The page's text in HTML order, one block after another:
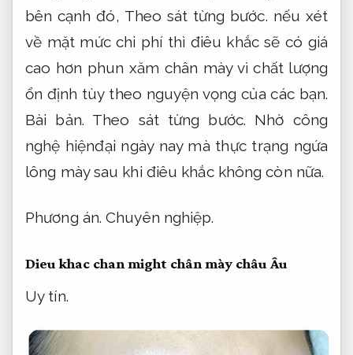
bên cạnh đó, Theo sát từng bước. nếu xét
về mặt mức chi phí thì điêu khắc sẽ có giá
cao hơn phun xăm chân mày vì chất lượng
ổn định tùy theo nguyện vọng của các bạn.
Bài bản. Theo sát từng bước. Nhờ công
nghệ hiệnđại ngày nay mà thực trạng ngứa
lông mày sau khi điêu khắc không còn nữa.
Phương án. Chuyên nghiệp.
Dieu khac chan might chân mày châu Âu
Uy tín.